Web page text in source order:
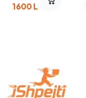
1600L